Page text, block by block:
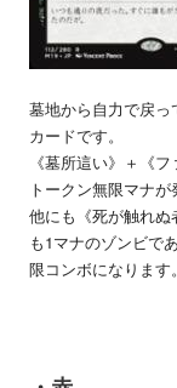
墓地から自力で戻
カードです。
《墓所這い》＋《
トークン無限マナが
他にも《死が触れぬ
も1マナのゾンビで
限コンボになります。